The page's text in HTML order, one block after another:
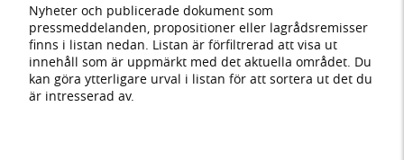
Nyheter och publicerade dokument som
pressmeddelanden, propositioner eller lagrådsremisser
finns i listan nedan. Listan är förfiltrerad att visa ut
innehåll som är uppmärkt med det aktuella området. Du
kan göra ytterligare urval i listan för att sortera ut det du
är intresserad av.